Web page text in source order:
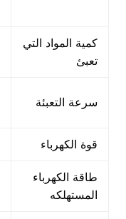
كمية المواد التي
تعبئ
سرعة التعبئة
قوة الكهرباء
طاقة الكهرباء
المستهلكه